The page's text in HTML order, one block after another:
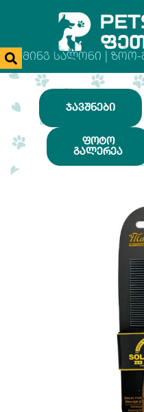
ᲒᲠᲣᲛᲘᲜᲒ ᲡᲐᲚᲝᲜᲘ | ᲖᲝᲝ-
ᲯᲐᲕᲨᲜᲔᲑᲘ
ᲤᲝᲢᲝ
ᲒᲐᲚᲔᲠᲔᲐ